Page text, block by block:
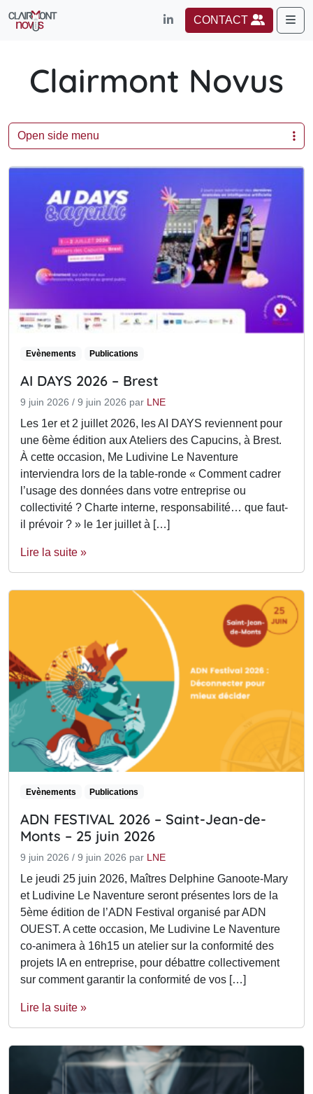
CONTACT
Clairmont Novus
Evènements Publications
AI DAYS 2026 – Brest
9 juin 2026 / 9 juin 2026 par LNE
Les 1er et 2 juillet 2026, les AI DAYS reviennent pour
une 6ème édition aux Ateliers des Capucins, à Brest.
À cette occasion, Me Ludivine Le Naventure
interviendra lors de la table-ronde « Comment cadrer
l’usage des données dans votre entreprise ou
collectivité ? Charte interne, responsabilité… que faut-
il prévoir ? » le 1er juillet à […]
Lire la suite »
Evènements Publications
ADN FESTIVAL 2026 – Saint-Jean-de-
Monts – 25 juin 2026
9 juin 2026 / 9 juin 2026 par LNE
Le jeudi 25 juin 2026, Maîtres Delphine Ganoote-Mary
et Ludivine Le Naventure seront présentes lors de la
5ème édition de l’ADN Festival organisé par ADN
OUEST. A cette occasion, Me Ludivine Le Naventure
co-animera à 16h15 un atelier sur la conformité des
projets IA en entreprise, pour débattre collectivement
sur comment garantir la conformité de vos […]
Lire la suite »
Open side menu